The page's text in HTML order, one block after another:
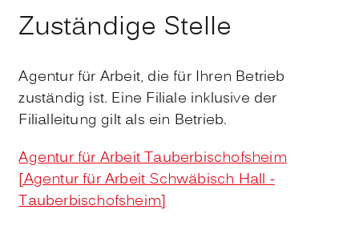
Zuständige Stelle
Agentur für Arbeit, die für Ihren Betrieb
zuständig ist. Eine Filiale inklusive der
Filialleitung gilt als ein Betrieb.
Agentur für Arbeit Tauberbischofsheim
[Agentur für Arbeit Schwäbisch Hall -
Tauberbischofsheim]